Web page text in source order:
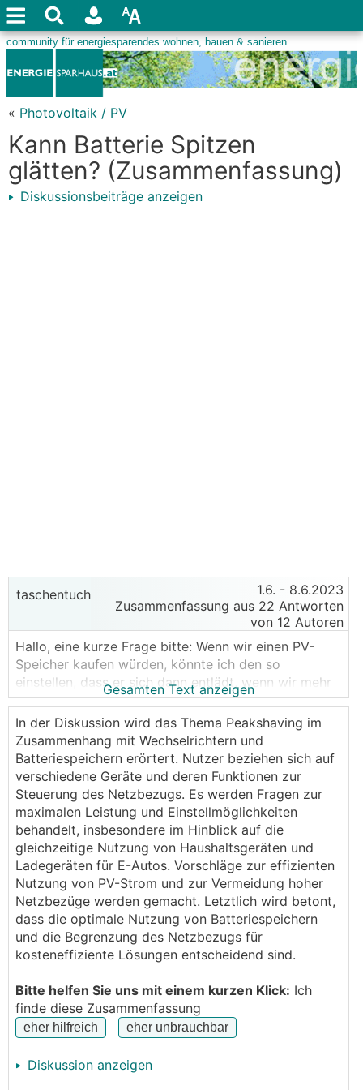
« Photovoltaik / PV
Kann Batterie Spitzen
glätten? (Zusammenfassung)
Diskussionsbeiträge anzeigen
taschentuch 1.6. - 8.6.2023
Zusammenfassung aus 22 Antworten
von 12 Autoren
Hallo, eine kurze Frage bitte: Wenn wir einen PV-
Speicher kaufen würden, könnte ich den so
einstellen, dass er sich dann entlädt, wenn wir mehr
als z. B. 4 kW aus dem Netz beziehen würden, und
bei einem Bezug unterhalb eines einstellbaren Werts
mit der Entladung wieder aufhört? Zweck der Sache
wäre es, die "gemessene Leistung", die ja bei Netz
NÖ bei PV-Anlagen oberhalb 15 kWpverrechnet
wird, nicht allzustark nach oben ausschlagen zu
lassen... danke für den Input!
Gesamten Text anzeigen
In der Diskussion wird das Thema Peakshaving im
Zusammenhang mit Wechselrichtern und
Batteriespeichern erörtert. Nutzer beziehen sich auf
verschiedene Geräte und deren Funktionen zur
Steuerung des Netzbezugs. Es werden Fragen zur
maximalen Leistung und Einstellmöglichkeiten
behandelt, insbesondere im Hinblick auf die
gleichzeitige Nutzung von Haushaltsgeräten und
Ladegeräten für E-Autos. Vorschläge zur effizienten
Nutzung von PV-Strom und zur Vermeidung hoher
Netzbezüge werden gemacht. Letztlich wird betont,
dass die optimale Nutzung von Batteriespeichern
und die Begrenzung des Netzbezugs für
kosteneffiziente Lösungen entscheidend sind.
Bitte helfen Sie uns mit einem kurzen Klick: Ich
finde diese Zusammenfassung
Diskussion anzeigen